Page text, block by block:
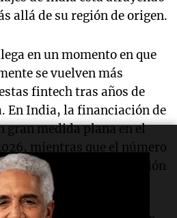
allá de su región de origen.
en un momento en que
se vuelven más
fintech tras años de
En India, la financiación de
gran medida plana en el
mientras que el número
de la mitad en comparación
los inversores
menos acuerdos más